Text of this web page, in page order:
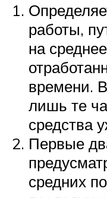
работы,
на
времени.
лишь те
средства
Первые
средних